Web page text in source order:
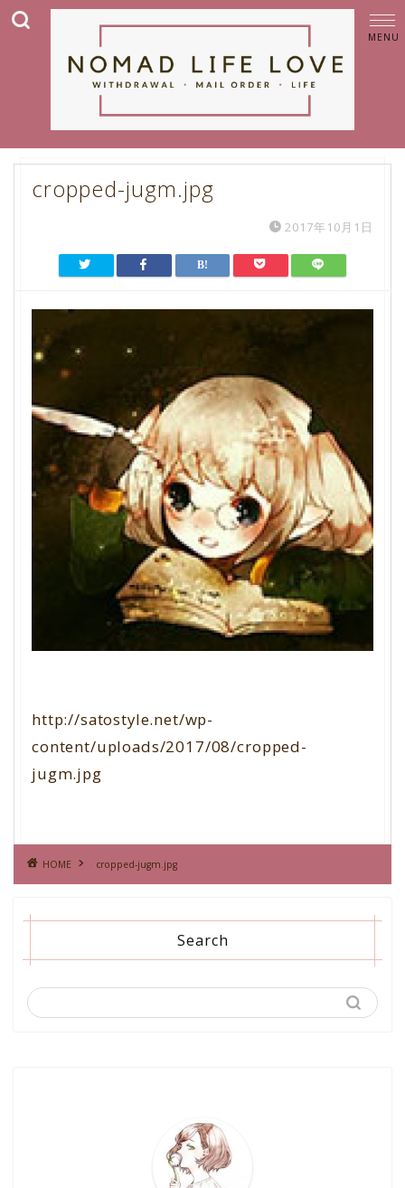
cropped-jugm.jpg
2017年10月1日
http://satostyle.net/wp-
content/uploads/2017/08/cropped-
jugm.jpg
HOME cropped-jugm.jpg
Search